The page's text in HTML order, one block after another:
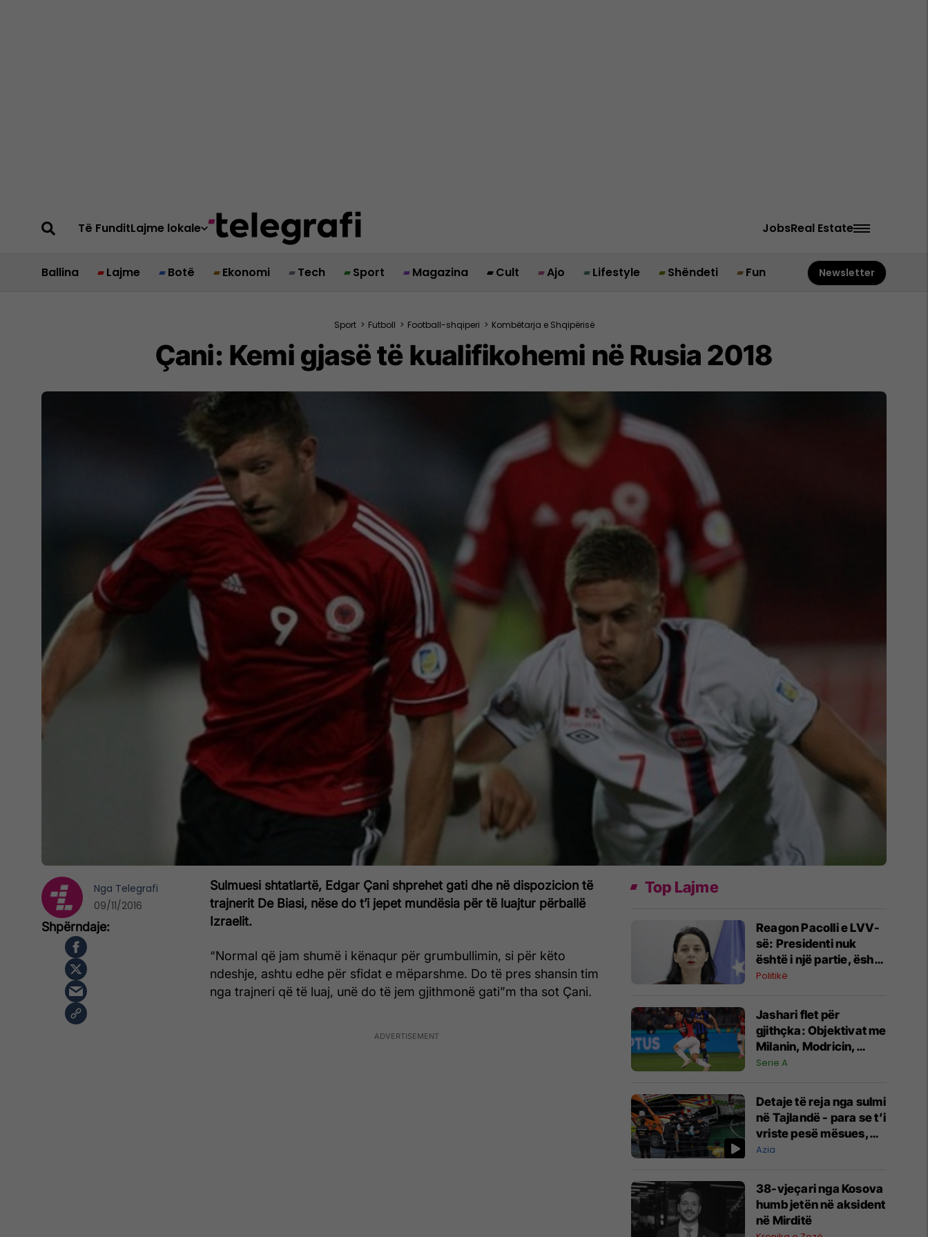
Të FunditLajme lokale JobsReal Estate
Ballina Lajme Botë Ekonomi Tech Sport Magazina Cult Ajo Lifestyle Shëndeti Fun Newsletter
Sport > Futboll > Football-shqiperi > Kombëtarja e Shqipërisë
Çani: Kemi gjasë të kualifikohemi në Rusia 2018
Sulmuesi shtatlartë, Edgar Çani shprehet gati dhe në dispozicion të
trajnerit De Biasi, nëse do t’i jepet mundësia për të luajtur përballë
Izraelit.
“Normal që jam shumë i kënaqur për grumbullimin, si për këto
ndeshje, ashtu edhe për sfidat e mëparshme. Do të pres shansin tim
nga trajneri që të luaj, unë do të jem gjithmonë gati”m tha sot Çani.
Nga Telegrafi
09/11/2016
Top Lajme
Reagon Pacolli e LVV-
së: Presidenti nuk
është i një partie, është
i Republikës
Politikë
Jashari flet për
gjithçka: Objektivat me
Milanin, Modricin,
minutat dhe ofertat
Atalanta
Serie A
Detaje të reja nga sulmi
në Tajlandë - para se t’i
vriste pesë mësues,
nxënësi kishte vrarë
Azia
38-vjeçari nga Kosova
humb jetën në aksident
në Mirditë